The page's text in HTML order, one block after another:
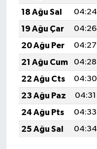
18 Ağu Sal
04:24
19 Ağu Çar
04:26
20 Ağu Per
04:27
21 Ağu Cum
04:28
22 Ağu Cts
04:30
23 Ağu Paz
04:31
24 Ağu Pts
04:33
25 Ağu Sal
04:34